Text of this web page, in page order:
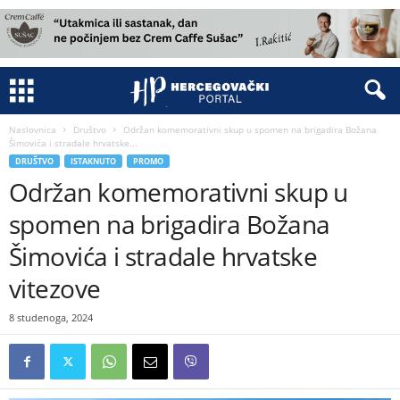
Naslovnica Društvo
Održan komemorativni skup u spomen na brigadira Božana
Šimovića i stradale hrvatske...
DRUŠTVO ISTAKNUTO PROMO
Održan komemorativni skup u
spomen na brigadira Božana
Šimovića i stradale hrvatske
vitezove
8 studenoga, 2024